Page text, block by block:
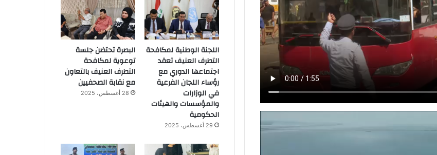
اللجنة الوطنية لمكافحة
التطرف العنيف تعقد
اجتماعها الدوري مع
رؤساء اللجان الفرعية
في الوزارات
والمؤسسات والهيئات
الحكومية
29 أغسطس، 2025
البصرة تحتضن جلسة
توعوية لمكافحة
التطرف العنيف بالتعاون
مع نقابة الصحفيين
28 أغسطس، 2025